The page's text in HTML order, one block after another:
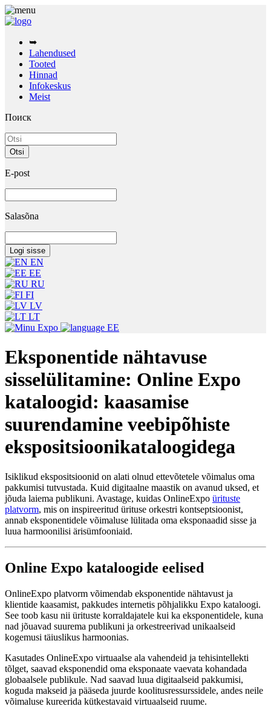
➥
Lahendused
Tooted
Hinnad
Infokeskus
Meist
Поиск
E-post
Salasõna
EN
EE
RU
FI
LV
LT
EE
Eksponentide nähtavuse
sisselülitamine: Online Expo
kataloogid: kaasamise
suurendamine veebipõhiste
ekspositsioonikataloogidega
Isiklikud ekspositsioonid on alati olnud ettevõtetele võimalus oma
pakkumisi tutvustada. Kuid digitaalne maastik on avanud uksed, et
jõuda laiema publikuni. Avastage, kuidas OnlineExpo ürituste
platvorm, mis on inspireeritud ürituse orkestri kontseptsioonist,
annab eksponentidele võimaluse lülitada oma eksponaadid sisse ja
luua harmoonilisi ärisümfooniaid.
Online Expo kataloogide eelised
OnlineExpo platvorm võimendab eksponentide nähtavust ja
klientide kaasamist, pakkudes internetis põhjalikku Expo kataloogi.
See toob kasu nii ürituste korraldajatele kui ka eksponentidele, kuna
nad jõuavad suurema publikuni ja orkestreerivad unikaalseid
kogemusi täiuslikus harmoonias.
Kasutades OnlineExpo virtuaalse ala vahendeid ja tehisintellekti
tõlget, saavad eksponendid oma eksponaate vaevata kohandada
globaalsele publikule. Nad saavad luua digitaalseid pakkumisi,
koguda makseid ja pääseda juurde koolitusressurssidele, andes neile
võimaluse kureerida kütkestavaid virtuaalseid ruume.